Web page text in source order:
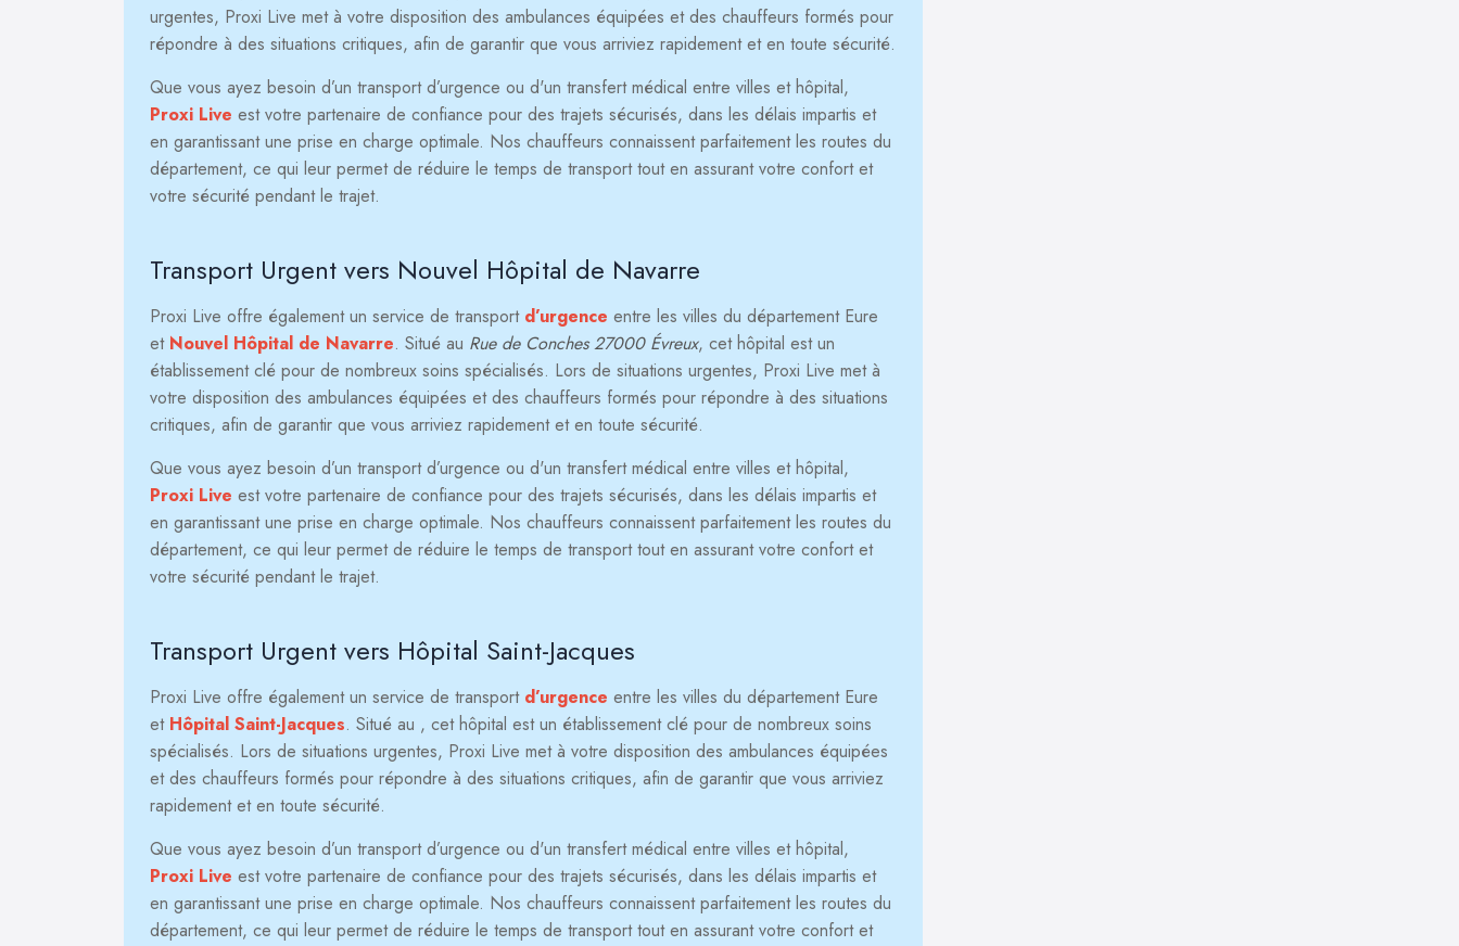
urgentes, Proxi Live met à votre disposition des ambulances équipées et des chauffeurs formés pour
répondre à des situations critiques, afin de garantir que vous arriviez rapidement et en toute sécurité.
Que vous ayez besoin d’un transport d’urgence ou d'un transfert médical entre villes et hôpital,
Proxi Live est votre partenaire de confiance pour des trajets sécurisés, dans les délais impartis et
en garantissant une prise en charge optimale. Nos chauffeurs connaissent parfaitement les routes du
département, ce qui leur permet de réduire le temps de transport tout en assurant votre confort et
votre sécurité pendant le trajet.
Transport Urgent vers Nouvel Hôpital de Navarre
Proxi Live offre également un service de transport d’urgence entre les villes du département Eure
et Nouvel Hôpital de Navarre. Situé au Rue de Conches 27000 Évreux, cet hôpital est un
établissement clé pour de nombreux soins spécialisés. Lors de situations urgentes, Proxi Live met à
votre disposition des ambulances équipées et des chauffeurs formés pour répondre à des situations
critiques, afin de garantir que vous arriviez rapidement et en toute sécurité.
Que vous ayez besoin d’un transport d’urgence ou d'un transfert médical entre villes et hôpital,
Proxi Live est votre partenaire de confiance pour des trajets sécurisés, dans les délais impartis et
en garantissant une prise en charge optimale. Nos chauffeurs connaissent parfaitement les routes du
département, ce qui leur permet de réduire le temps de transport tout en assurant votre confort et
votre sécurité pendant le trajet.
Transport Urgent vers Hôpital Saint-Jacques
Proxi Live offre également un service de transport d’urgence entre les villes du département Eure
et Hôpital Saint-Jacques. Situé au , cet hôpital est un établissement clé pour de nombreux soins
spécialisés. Lors de situations urgentes, Proxi Live met à votre disposition des ambulances équipées
et des chauffeurs formés pour répondre à des situations critiques, afin de garantir que vous arriviez
rapidement et en toute sécurité.
Que vous ayez besoin d’un transport d’urgence ou d'un transfert médical entre villes et hôpital,
Proxi Live est votre partenaire de confiance pour des trajets sécurisés, dans les délais impartis et
en garantissant une prise en charge optimale. Nos chauffeurs connaissent parfaitement les routes du
département, ce qui leur permet de réduire le temps de transport tout en assurant votre confort et